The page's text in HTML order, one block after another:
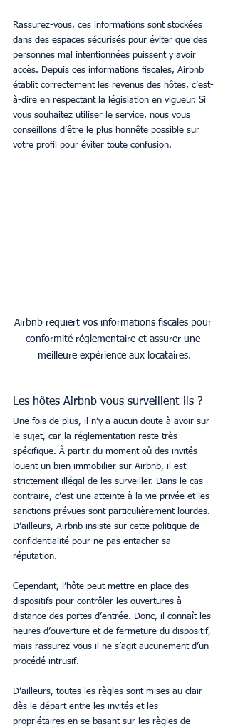
Rassurez-vous, ces informations sont stockées
dans des espaces sécurisés pour éviter que des
personnes mal intentionnées puissent y avoir
accès. Depuis ces informations fiscales, Airbnb
établit correctement les revenus des hôtes, c’est-
à-dire en respectant la législation en vigueur. Si
vous souhaitez utiliser le service, nous vous
conseillons d’être le plus honnête possible sur
votre profil pour éviter toute confusion.
Airbnb requiert vos informations fiscales pour
conformité réglementaire et assurer une
meilleure expérience aux locataires.
Les hôtes Airbnb vous surveillent-ils ?
Une fois de plus, il n’y a aucun doute à avoir sur
le sujet, car la réglementation reste très
spécifique. À partir du moment où des invités
louent un bien immobilier sur Airbnb, il est
strictement illégal de les surveiller. Dans le cas
contraire, c’est une atteinte à la vie privée et les
sanctions prévues sont particulièrement lourdes.
D’ailleurs, Airbnb insiste sur cette politique de
confidentialité pour ne pas entacher sa
réputation.
Cependant, l’hôte peut mettre en place des
dispositifs pour contrôler les ouvertures à
distance des portes d’entrée. Donc, il connaît les
heures d’ouverture et de fermeture du dispositif,
mais rassurez-vous il ne s’agit aucunement d’un
procédé intrusif.
D’ailleurs, toutes les règles sont mises au clair
dès le départ entre les invités et les
propriétaires en se basant sur les règles de